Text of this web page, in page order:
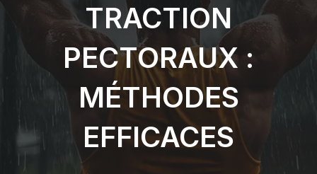
TRACTION
PECTORAUX :
MÉTHODES
EFFICACES